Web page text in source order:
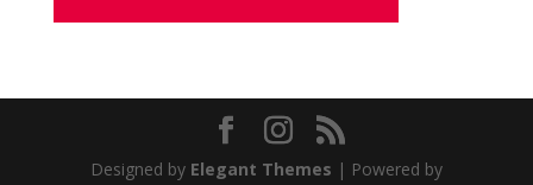
Designed by Elegant Themes | Powered by